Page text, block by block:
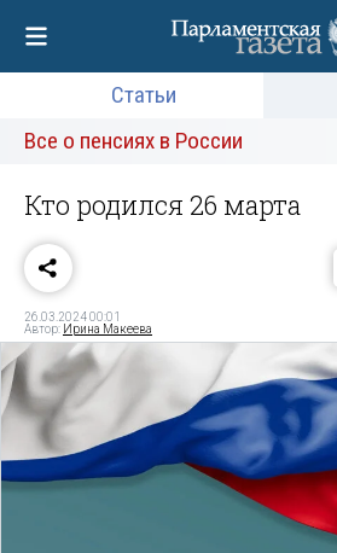
Статьи
Все о пенсиях в России
Кто родился 26 марта
26.03.2024 00:01
Автор: Ирина Макеева